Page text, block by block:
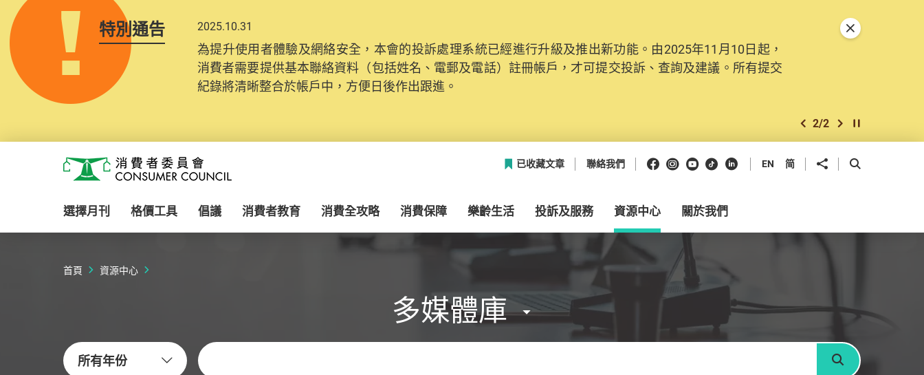
特別通告 2025.10.31
為提升使用者體驗及網絡安全，本會的投訴處理系統已經進行升級及推出新功能。由2025年11月10日起，
消費者需要提供基本聯絡資料（包括姓名、電郵及電話）註冊帳戶，才可提交投訴、查詢及建議。所有提交
紀錄將清晰整合於帳戶中，方便日後作出跟進。
上一個
2/2 下一個開始/暫停幻燈
關閉特別通告
消費者委員會
已收藏文章 聯絡我們 Facebook
Instagram
Youtube
抖音領英 EN 简 分享到 開啟搜尋框
選擇月刊 格價工具 倡議 消費者教育 消費全攻略 消費保障 樂齡生活 投訴及服務 資源中心 關於我們
首頁 資源中心
多媒體庫
所有年份
關鍵字
搜尋